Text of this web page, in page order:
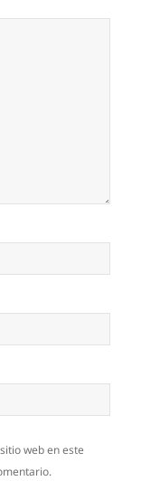
web en este